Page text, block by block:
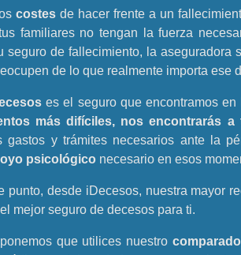
costesde hacer frente a un
familiares no tengan la fuerza
seguro de fallecimiento, la aseguradora
de lo que realmente importa ese
es el seguro que encontramos
más difíciles, nos encontrarás a
gastos y trámites necesarios ante la
psicológiconecesario en esos
punto, desde iDecesos, nuestra mayor
mejor seguro de decesos para ti.
que utilices nuestro